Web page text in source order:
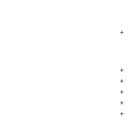
+
+
+
+
+
+